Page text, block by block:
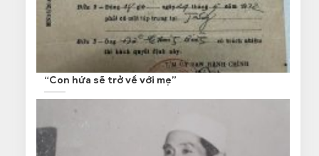
“Con hứa sẽ trở về với mẹ”